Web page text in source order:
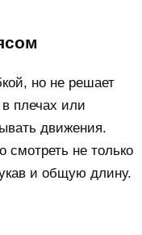
но не решает
плечах или
движения.
смотреть не только
и общую длину.